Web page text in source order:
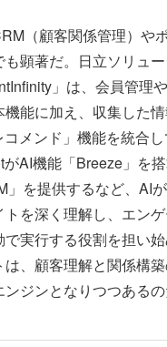
（顧客関係管理）や
も顕著だ。日立ソリュ
」は、会員管理
機能に加え、収集した
コメンド」機能を統合
AI機能「Breeze」を
」を提供するなど、AI
トを深く理解し、エン
実行する役割を担い
は、顧客理解と関係構
ジンとなりつつあるの